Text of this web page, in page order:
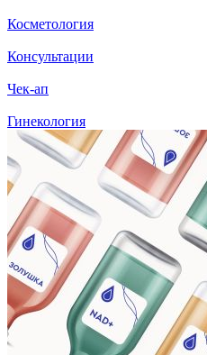
Косметология
Консультации
Чек-ап
Гинекология